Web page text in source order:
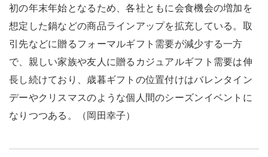
初の年末年始となるため、各社ともに会食機会の増加を
想定した鍋などの商品ラインアップを拡充している。取
引先などに贈るフォーマルギフト需要が減少する一方
で、親しい家族や友人に贈るカジュアルギフト需要は伸
長し続けており、歳暮ギフトの位置付けはバレンタイン
デーやクリスマスのような個人間のシーズンイベントに
なりつつある。（岡田幸子）